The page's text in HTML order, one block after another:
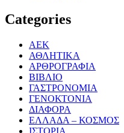
Categories
ΑΕΚ
ΑΘΛΗΤΙΚΑ
ΑΡΘΡΟΓΡΑΦΙΑ
ΒΙΒΛΙΟ
ΓΑΣΤΡΟΝΟΜΙΑ
ΓΕΝΟΚΤΟΝΙΑ
ΔΙΑΦΟΡΑ
ΕΛΛΑΔΑ – ΚΟΣΜΟΣ